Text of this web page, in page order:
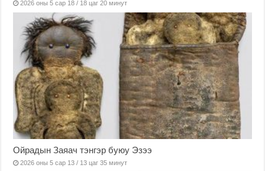
2026 оны 5 сар 18 / 18 цаг 20 минут
Ойрадын Заяач тэнгэр буюу Эзээ
2026 оны 5 сар 13 / 13 цаг 35 минут